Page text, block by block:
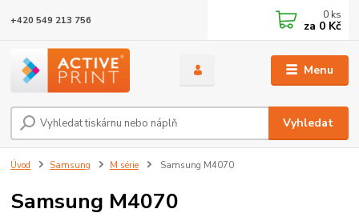
Menu
Vyhledat
+420 549 213 756 0 ks
za 0 Kč
Úvod Samsung M série Samsung M4070
Samsung M4070